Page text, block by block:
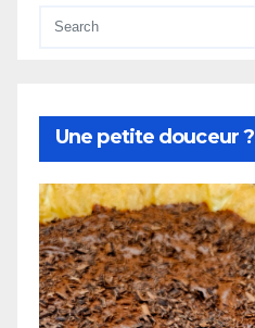
Une petite douceur ?